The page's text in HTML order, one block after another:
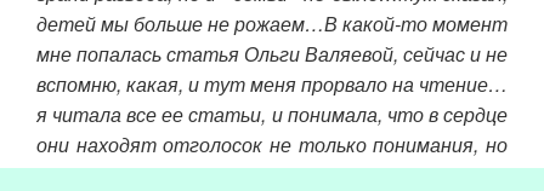
детей мы больше не рожаем…В какой-то момент
мне попалась статья Ольги Валяевой, сейчас и не
вспомню, какая, и тут меня прорвало на чтение…
я читала все ее статьи, и понимала, что в сердце
они находят отголосок не только понимания, но
и принятия…